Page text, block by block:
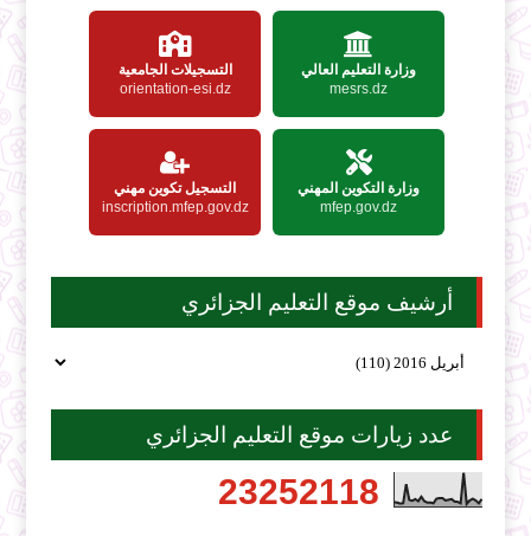
وزارة التعليم العالي
mesrs.dz
التسجيلات الجامعية
orientation-esi.dz
وزارة التكوين المهني
mfep.gov.dz
التسجيل تكوين مهني
inscription.mfep.gov.dz
أرشيف موقع التعليم الجزائري
عدد زيارات موقع التعليم الجزائري
23252118